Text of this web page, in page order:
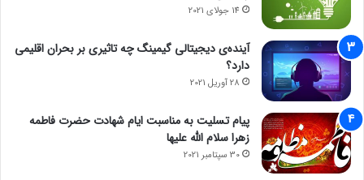
14 جولای 2021
آینده‌ی دیجیتالی گیمینگ چه تاثیری بر بحران اقلیمی
دارد؟
28 آوریل 2021
پیام تسلیت به مناسبت ایام شهادت حضرت فاطمه
زهرا سلام الله علیها
30 سپتامبر 2021